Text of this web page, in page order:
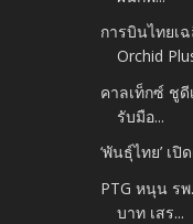
การบินไทยเ
Orchid
คาลเท็กซ์ ชูดี
รับมือ...
‘พันธุ์ไทย’ เ
PTG หนุน ร
บาท เสร...